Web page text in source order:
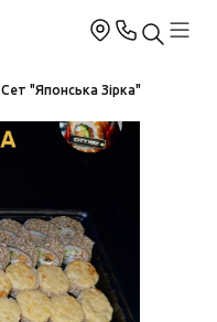
Сет "Японська Зірка"